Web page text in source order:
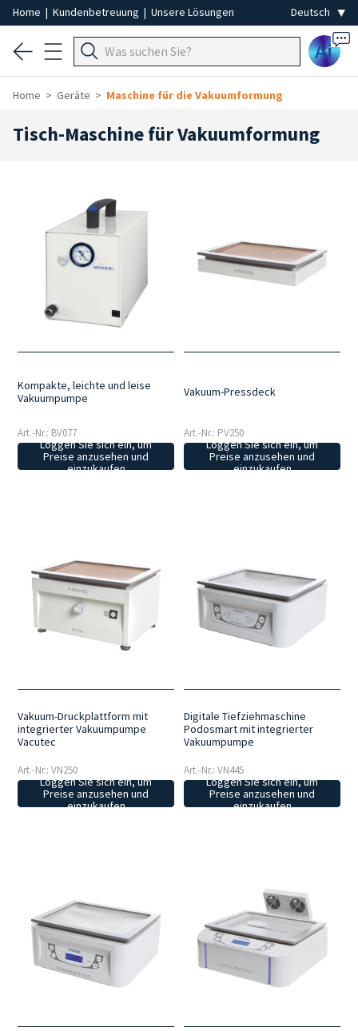
Home | Kundenbetreuung | Unsere Lösungen
Ai
Home Geräte Maschine für die Vakuumformung
Tisch-Maschine für Vakuumformung
Kompakte, leichte und leise
Vakuumpumpe
Art.-Nr.: BV077
Loggen Sie sich ein, um
Preise anzusehen und
einzukaufen
Vakuum-Pressdeck
Art.-Nr.: PV250
Loggen Sie sich ein, um
Preise anzusehen und
einzukaufen
Vakuum-Druckplattform mit
integrierter Vakuumpumpe
Vacutec
Art.-Nr.: VN250
Loggen Sie sich ein, um
Preise anzusehen und
einzukaufen
Digitale Tiefziehmaschine
Podosmart mit integrierter
Vakuumpumpe
Art.-Nr.: VN445
Loggen Sie sich ein, um
Preise anzusehen und
einzukaufen